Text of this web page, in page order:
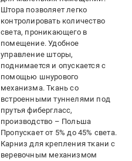
Штора позволяет легко
контролировать количество
света, проникающего в
помещение. Удобное
управление шторы,
поднимается и опускается с
помощью шнурового
механизма. Ткань со
встроенными туннелями под
прутья фибергласс,
производство – Польша
Пропускает от 5% до 45% света.
Карниз для крепления ткани с
веревочным механизмом